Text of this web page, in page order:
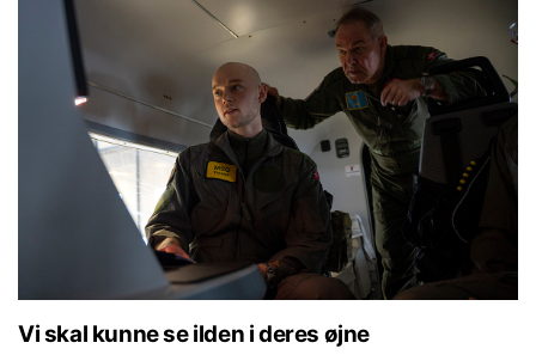
Vi skal kunne se ilden i deres øjne